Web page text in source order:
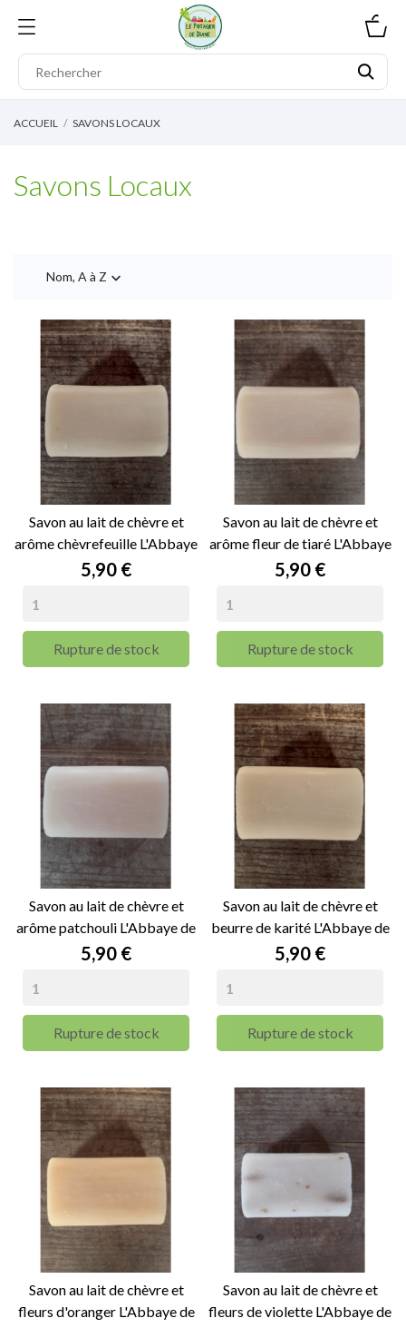
ACCUEIL SAVONS LOCAUX
Savons Locaux
Nom, A à Z 
Savon au lait de chèvre et
arôme chèvrefeuille L'Abbaye
de Nottonville -...
Prix
5,90 €
Rupture de stock
Savon au lait de chèvre et
arôme fleur de tiaré L'Abbaye
de Nottonville...
Prix
5,90 €
Rupture de stock
Savon au lait de chèvre et
arôme patchouli L'Abbaye de
Nottonville - 100g
Prix
5,90 €
Rupture de stock
Savon au lait de chèvre et
beurre de karité L'Abbaye de
Nottonville - 100g
Prix
5,90 €
Rupture de stock
Savon au lait de chèvre et
fleurs d'oranger L'Abbaye de
Savon au lait de chèvre et
fleurs de violette L'Abbaye de